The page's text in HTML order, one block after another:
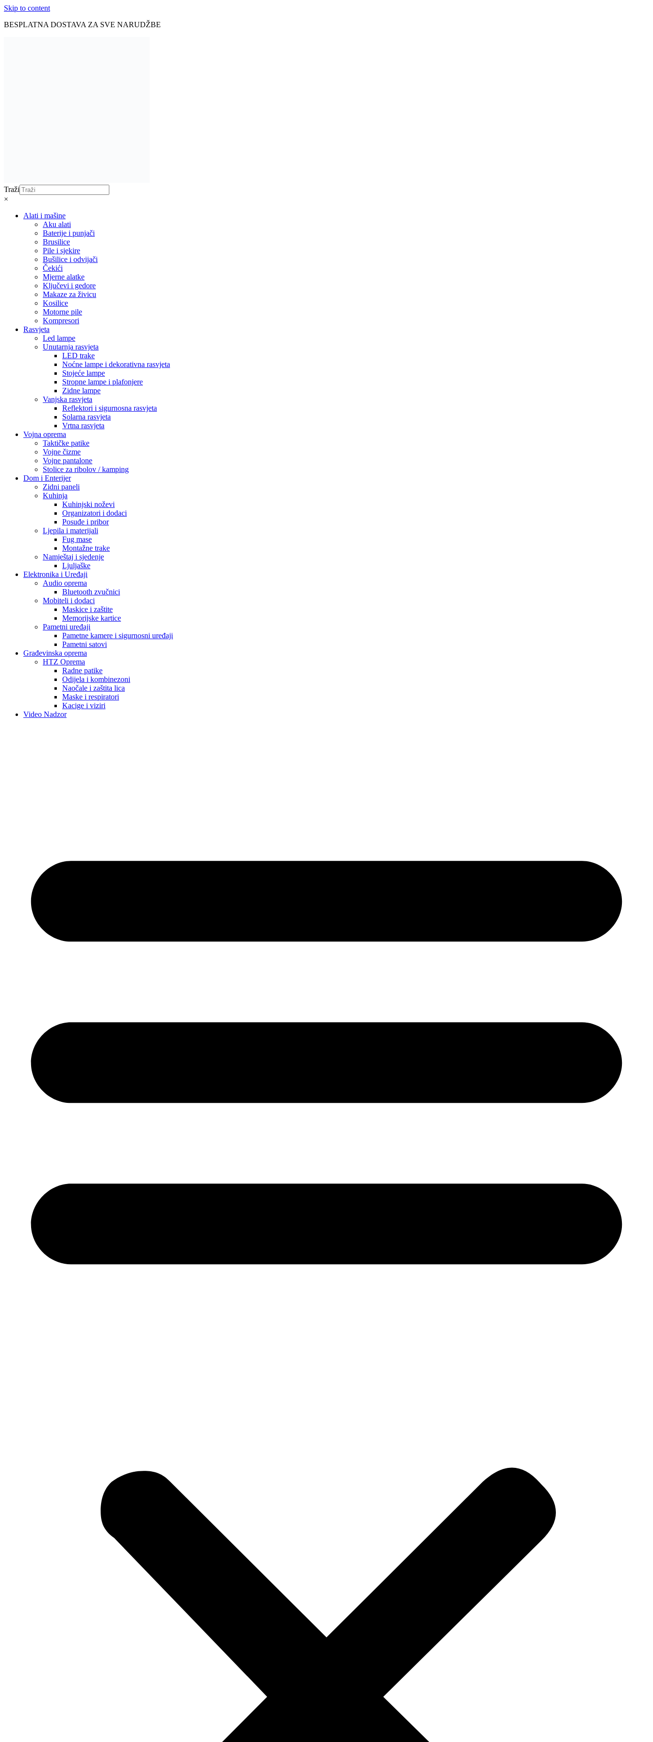
Skip to content
BESPLATNA DOSTAVA ZA SVE NARUDŽBE
Traži
×
Alati i mašine
Aku alati
Baterije i punjači
Brusilice
Pile i sjekire
Bušilice i odvijači
Čekići
Mjerne alatke
Ključevi i gedore
Makaze za živicu
Kosilice
Motorne pile
Kompresori
Rasvjeta
Led lampe
Unutarnja rasvjeta
LED trake
Noćne lampe i dekorativna rasvjeta
Stojeće lampe
Stropne lampe i plafonjere
Zidne lampe
Vanjska rasvjeta
Reflektori i sigurnosna rasvjeta
Solarna rasvjeta
Vrtna rasvjeta
Vojna oprema
Taktičke patike
Vojne čizme
Vojne pantalone
Stolice za ribolov / kamping
Dom i Enterijer
Zidni paneli
Kuhinja
Kuhinjski noževi
Organizatori i dodaci
Posuđe i pribor
Ljepila i materijali
Fug mase
Montažne trake
Namještaj i sjedenje
Ljuljaške
Elektronika i Uređaji
Audio oprema
Bluetooth zvučnici
Mobiteli i dodaci
Maskice i zaštite
Memorijske kartice
Pametni uređaji
Pametne kamere i sigurnosni uređaji
Pametni satovi
Građevinska oprema
HTZ Oprema
Radne patike
Odijela i kombinezoni
Naočale i zaštita lica
Maske i respiratori
Kacige i viziri
Video Nadzor